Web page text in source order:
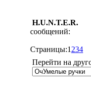
H.U.N.T.E.R.
сообщений:
Страницы:1 234
Перейти на